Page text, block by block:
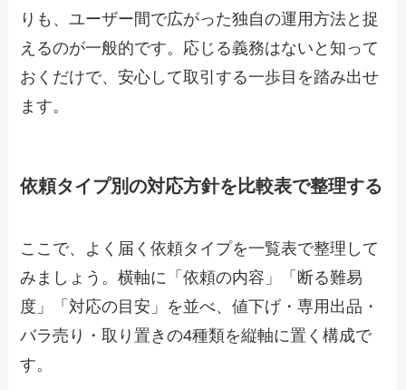
りも、ユーザー間で広がった独自の運用方法と捉
えるのが一般的です。応じる義務はないと知って
おくだけで、安心して取引する一歩目を踏み出せ
ます。
依頼タイプ別の対応方針を比較表で整理する
ここで、よく届く依頼タイプを一覧表で整理して
みましょう。横軸に「依頼の内容」「断る難易
度」「対応の目安」を並べ、値下げ・専用出品・
バラ売り・取り置きの4種類を縦軸に置く構成で
す。